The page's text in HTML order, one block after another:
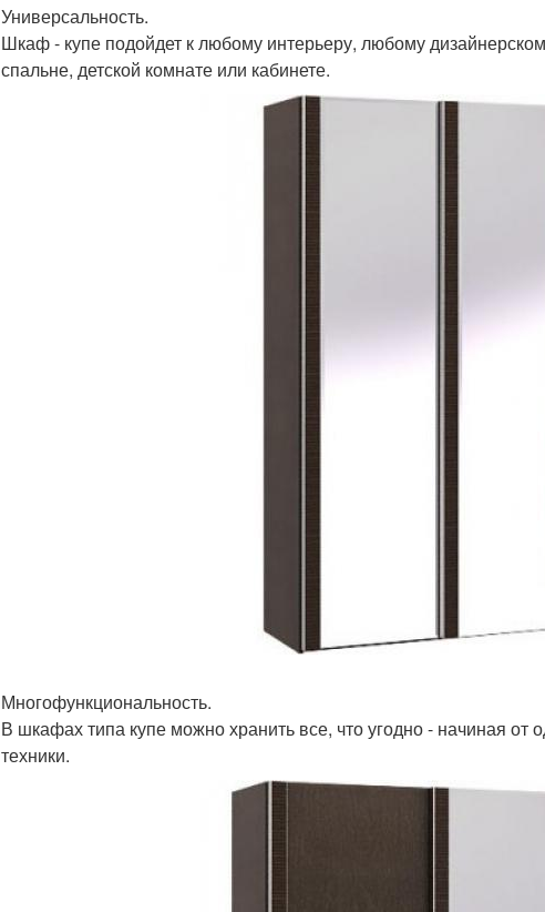
Универсальность.
Шкаф - купе подойдет к любому интерьеру, любому
спальне, детской комнате или кабинете.
Многофункциональность.
В шкафах типа купе можно хранить все, что угодно - начиная
техники.